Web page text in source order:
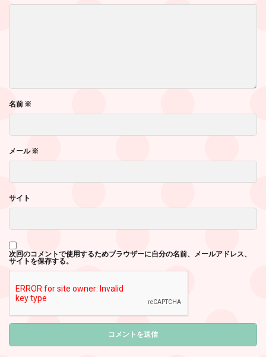
名前 ※
メール※
サイト
次回のコメントで使用するためブラウザーに自分の名前、メールアドレス、
サイトを保存する。